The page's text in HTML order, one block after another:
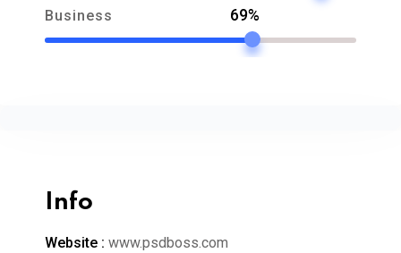
Business 69%
Info
Website : www.psdboss.com